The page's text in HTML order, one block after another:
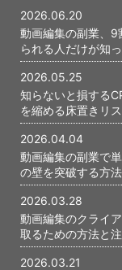
2026.06.20
動画編集の副業、9
られる人だけが知
2026.05.25
知らないと損する
を縮める床置きリ
2026.04.04
動画編集の副業で
の壁を突破する方
2026.03.28
動画編集のクライ
取るための方法と
2026.03.21